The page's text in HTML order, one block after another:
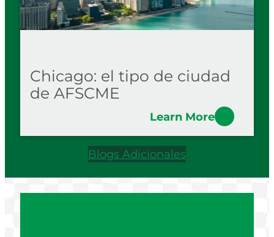
Chicago: el tipo de ciudad
de AFSCME
Learn More
Blogs Adicionales